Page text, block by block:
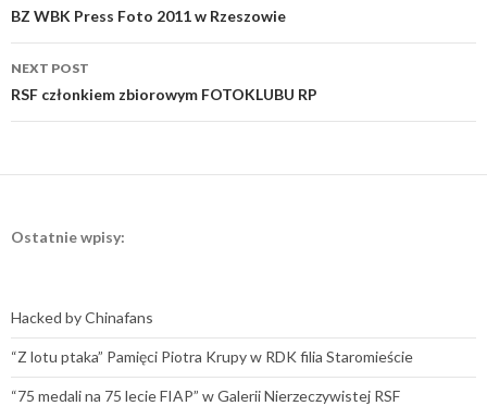
navigation
BZ WBK Press Foto 2011 w Rzeszowie
NEXT POST
RSF członkiem zbiorowym FOTOKLUBU RP
Ostatnie wpisy:
Hacked by Chinafans
“Z lotu ptaka” Pamięci Piotra Krupy w RDK filia Staromieście
“75 medali na 75 lecie FIAP” w Galerii Nierzeczywistej RSF